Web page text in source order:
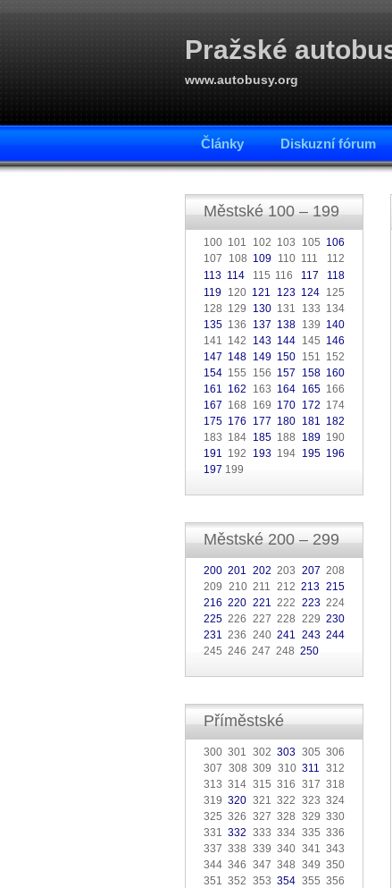
Pražské
www.autobusy.org
Články Diskuzní fórum
Městské 100 – 199
100 101 102 103 105 106
107 108 109 110 111
112
113 114. 115 116 117
118
119 120 121 123 124 125
128 129 130131 133 134
135 136 137 138 139 140
141 142 143 144 145 146
147 148 149 150 151 152
154 155 156 157 158 160
161 162 163 164 165166
167 168 169 170 172 174
175 176 177 180 181 182
183 184 185188 189190
191 192 193194 195 196
197 199
Městské 200 – 299
200 201 202 203 207 208
209 210 211 212213 215
216 220 221 222 223224
225 226 227 228 229 230
231 236 240241 243 244
245 246 247 248 250
Příměstské
300 301 302303 305 306
307 308 309 310311 312
313 314 315 316 317 318
319320 321 322 323 324
325 326 327 328 329 330
331332 333 334 335 336
337 338 339 340 341 343
344 346 347 348 349 350
351 352 353354 355 356